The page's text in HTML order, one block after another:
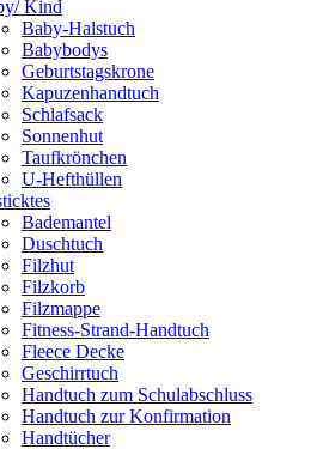
Kind
Baby-Halstuch
Babybodys
Geburtstagskrone
Kapuzenhandtuch
Schlafsack
Sonnenhut
Taufkrönchen
U-Hefthüllen
Bademantel
Duschtuch
Filzhut
Filzkorb
Filzmappe
Fitness-Strand-Handtuch
Fleece Decke
Geschirrtuch
Handtuch zum Schulabschluss
Handtuch zur Konfirmation
Handtücher